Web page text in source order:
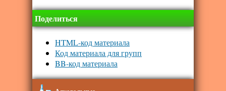
Поделиться
HTML-код материала
Код материала для групп
BB-код материала